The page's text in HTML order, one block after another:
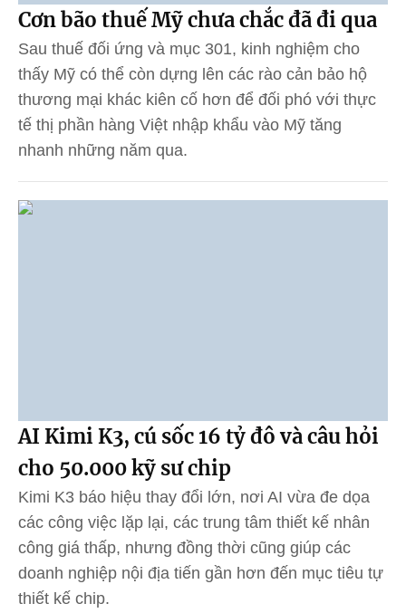
Cơn bão thuế Mỹ chưa chắc đã đi qua
Sau thuế đối ứng và mục 301, kinh nghiệm cho
thấy Mỹ có thể còn dựng lên các rào cản bảo hộ
thương mại khác kiên cố hơn để đối phó với thực
tế thị phần hàng Việt nhập khẩu vào Mỹ tăng
nhanh những năm qua.
AI Kimi K3, cú sốc 16 tỷ đô và câu hỏi
cho 50.000 kỹ sư chip
Kimi K3 báo hiệu thay đổi lớn, nơi AI vừa đe dọa
các công việc lặp lại, các trung tâm thiết kế nhân
công giá thấp, nhưng đồng thời cũng giúp các
doanh nghiệp nội địa tiến gần hơn đến mục tiêu tự
thiết kế chip.